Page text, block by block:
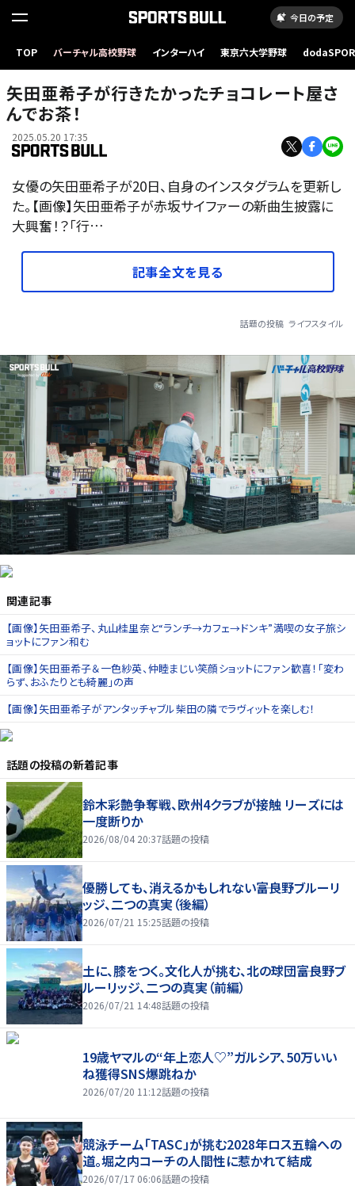
今日の予定
TOP バーチャル高校野球 インターハイ 東京六大学野球
矢田亜希子が行きたかったチョコレート屋さ
んでお茶！
2025.05.20 17:35
女優の矢田亜希子が20日、自身のインスタグラムを更新し
た。【画像】矢田亜希子が赤坂サイファーの新曲生披露に
大興奮！？「行…
記事全文を見る
話題の投稿 ライフスタイル
関連記事
【画像】矢田亜希子、丸山桂里奈と“ランチ→カフェ→ドンキ”満喫の女子旅シ
ョットにファン和む
【画像】矢田亜希子＆一色紗英、仲睦まじい笑顔ショットにファン歓喜！「変わ
らず、おふたりとも綺麗」の声
【画像】矢田亜希子がアンタッチャブル柴田の隣でラヴィットを楽しむ！
話題の投稿の新着記事
鈴木彩艶争奪戦、欧州4クラブが接触 リーズには
一度断りか
2026/08/04 20:37話題の投稿
優勝しても、消えるかもしれない――富良野ブルーリ
ッジ、二つの真実（後編）
2026/07/21 15:25話題の投稿
土に、膝をつく。文化人が挑む、北の球団――富良野ブ
ルーリッジ、二つの真実（前編）
2026/07/21 14:48話題の投稿
19歳ヤマルの“年上恋人♡”ガルシア、50万いい
ね獲得SNS爆跳ねか
2026/07/20 11:12話題の投稿
競泳チーム「TASC」が挑む2028年ロス五輪への
道。堀之内コーチの人間性に惹かれて結成
2026/07/17 06:06話題の投稿